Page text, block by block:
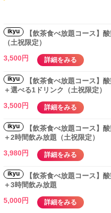
ikyu
【飲茶食べ放題コース】
（土祝限定）
3,500円
詳細をみる
ikyu
【飲茶食べ放題コース】
＋選べる1ドリンク（土祝限定）
3,500円
詳細をみる
ikyu
【飲茶食べ放題コース】
＋2時間飲み放題（土祝限定）
3,980円
詳細をみる
ikyu
【飲茶食べ放題コース】
＋3時間飲み放題
5,000円
詳細をみる